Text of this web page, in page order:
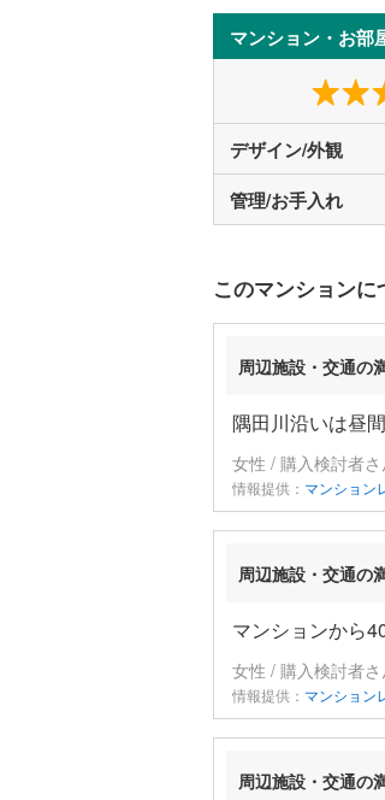
マンション・お部
デザイン/外観
管理/お手入れ
このマンションに
周辺施設・交通の
隅田川沿いは昼
女性 / 購入検討者さ
情報提供： マンション
周辺施設・交通の
マンションから
女性 / 購入検討者さ
情報提供： マンション
周辺施設・交通の